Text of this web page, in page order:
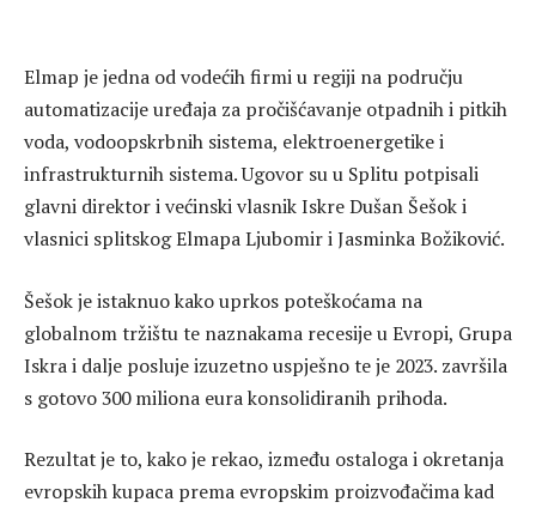
Elmap je jedna od vodećih firmi u regiji na području
automatizacije uređaja za pročišćavanje otpadnih i pitkih
voda, vodoopskrbnih sistema, elektroenergetike i
infrastrukturnih sistema. Ugovor su u Splitu potpisali
glavni direktor i većinski vlasnik Iskre Dušan Šešok i
vlasnici splitskog Elmapa Ljubomir i Jasminka Božiković.
Šešok je istaknuo kako uprkos poteškoćama na
globalnom tržištu te naznakama recesije u Evropi, Grupa
Iskra i dalje posluje izuzetno uspješno te je 2023. završila
s gotovo 300 miliona eura konsolidiranih prihoda.
Rezultat je to, kako je rekao, između ostaloga i okretanja
evropskih kupaca prema evropskim proizvođačima kad